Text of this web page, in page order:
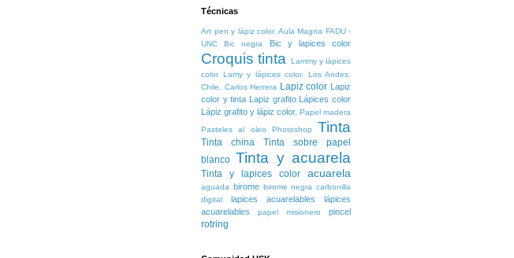
Técnicas
Art pen y lápiz color. Aula Magna FADU -
UNC
Bic negra Bic y lapices color
Croquis tinta
Lammy y lápices
color
Lamy y lápices color. Los Andes.
Chile. Carlos Herrera Lapiz color
Lapiz
color y tinta
Lapiz grafito
Lápices color
Lápiz grafito y lápiz color. Papel madera
Pasteles al oleo
Photoshop Tinta
Tinta china
Tinta sobre papel
blanco Tinta y acuarela
Tinta y lapices color acuarela
aguada birome birome negra carbonilla
digital
lapices acuarelables
lápices
acuarelables
papel misionero pincel
rotring